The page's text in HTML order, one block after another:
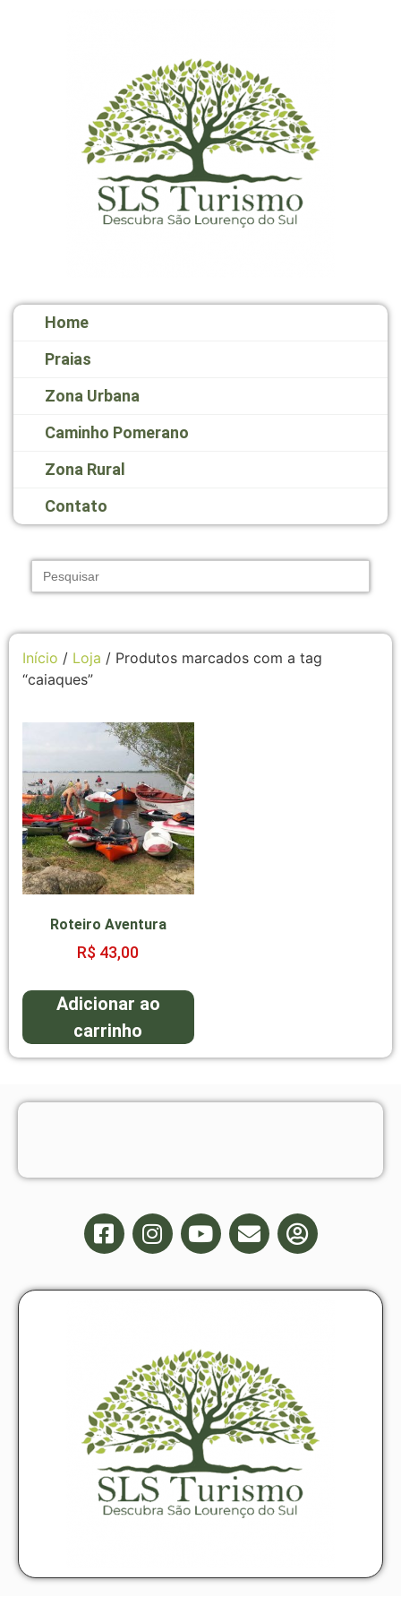
Home
Praias
Zona Urbana
Caminho Pomerano
Zona Rural
Contato
Search
for:
Início / Loja / Produtos marcados com a tag
“caiaques”
Roteiro Aventura
R$ 43,00
Adicionar ao
carrinho